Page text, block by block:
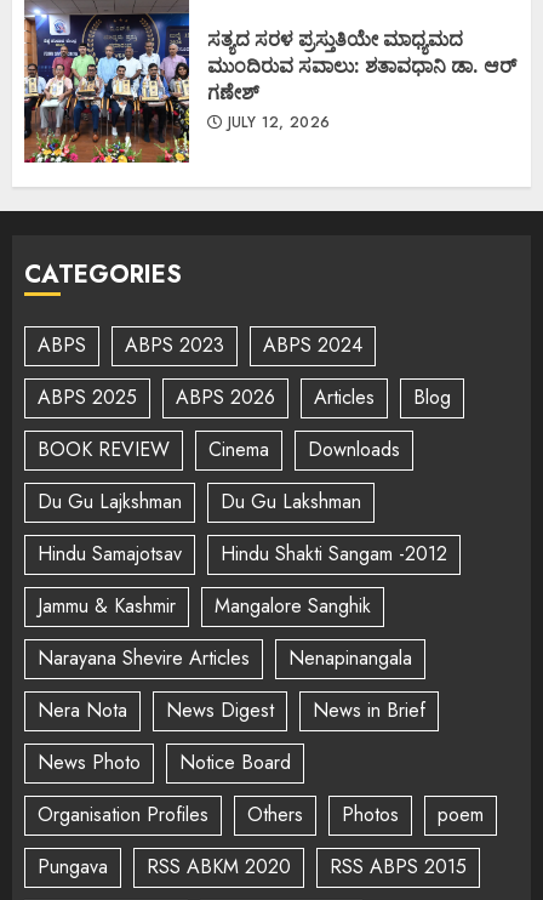
ಸತ್ಯದ ಸರಳ ಪ್ರಸ್ತುತಿಯೇ ಮಾಧ್ಯಮದ
ಮುಂದಿರುವ ಸವಾಲು: ಶತಾವಧಾನಿ ಡಾ. ಆರ್
ಗಣೇಶ್
JULY 12, 2026
CATEGORIES
ABPS ABPS 2023
ABPS 2024
ABPS 2025
ABPS 2026 Articles
Blog
BOOK REVIEW
Cinema
Downloads
Du Gu Lajkshman
Du Gu Lakshman
Hindu Samajotsav
Hindu Shakti Sangam -2012
Jammu & Kashmir
Mangalore Sanghik
Narayana Shevire Articles
Nenapinangala
Nera Nota
News Digest
News in Brief
News Photo
Notice Board
Organisation Profiles
Others Photos
poem
Pungava
RSS ABKM 2020
RSS ABPS 2015